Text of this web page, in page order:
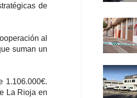
de
al
suman un
1.106.000€.
La Rioja en